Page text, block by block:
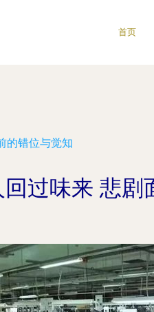
首页
的错位与觉知
过味来 悲剧